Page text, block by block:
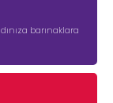
barınaklara